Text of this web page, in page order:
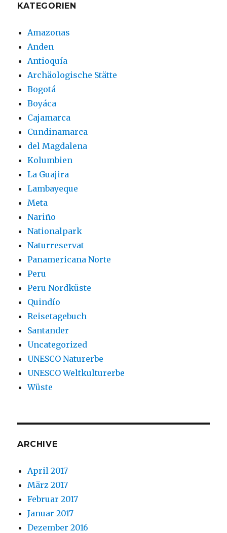
KATEGORIEN
Amazonas
Anden
Antioquía
Archäologische Stätte
Bogotá
Boyáca
Cajamarca
Cundinamarca
del Magdalena
Kolumbien
La Guajira
Lambayeque
Meta
Nariño
Nationalpark
Naturreservat
Panamericana Norte
Peru
Peru Nordküste
Quindío
Reisetagebuch
Santander
Uncategorized
UNESCO Naturerbe
UNESCO Weltkulturerbe
Wüste
ARCHIVE
April 2017
März 2017
Februar 2017
Januar 2017
Dezember 2016